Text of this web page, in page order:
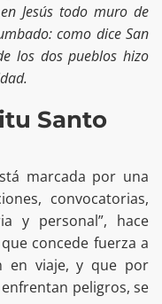
Jesús todo muro de
como dice San
los dos pueblos hizo
Santo
marcada por una
convocatorias,
y personal”, hace
concede fuerza a
en viaje, y que por
peligros, se